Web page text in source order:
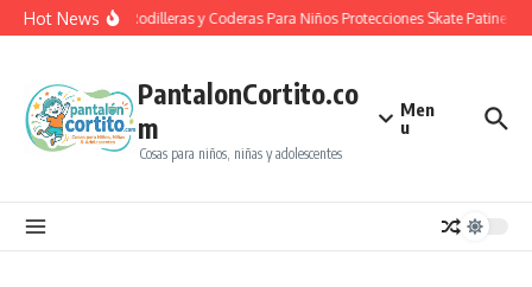
Saltar al contenido
Hot NewsCasco Rodilleras y Coderas Para Niños Protecciones Skate Patines
PantalonCortito.co
m
Cosas para niños, niñas y adolescentes
Men
u